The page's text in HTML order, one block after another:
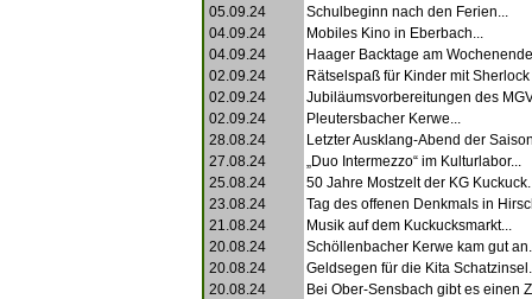
05.09.24
Schulbeginn nach den Ferien...
04.09.24
Mobiles Kino in Eberbach...
04.09.24
Haager Backtage am
02.09.24
Rätselspaß für Kinder mit
02.09.24
Jubiläumsvorbereitungen des
02.09.24
Pleutersbacher Kerwe...
28.08.24
Letzter Ausklang-Abend der
27.08.24
„Duo Intermezzo“ im Kulturlabor...
25.08.24
50 Jahre Mostzelt der KG
23.08.24
Tag des offenen Denkmals in
21.08.24
Musik auf dem Kuckucksmarkt...
20.08.24
Schöllenbacher Kerwe kam gut
20.08.24
Geldsegen für die Kita
20.08.24
Bei Ober-Sensbach gibt es einen